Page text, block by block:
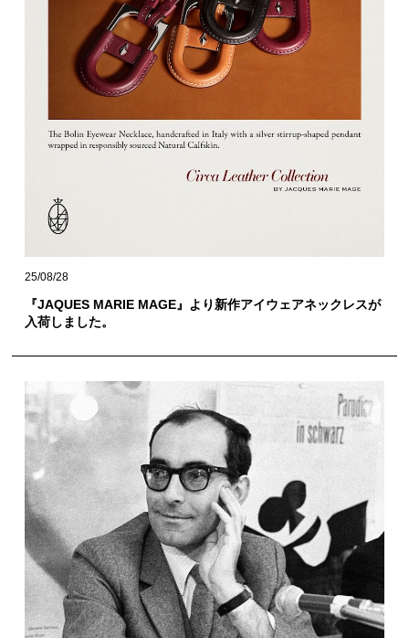
25/08/28
『JAQUES MARIE MAGE』より新作アイウェアネックレスが
入荷しました。